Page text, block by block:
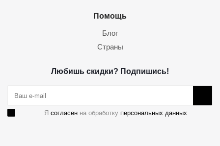
Помощь
Блог
Страны
Любишь скидки? Подпишись!
Я согласен на обработку персональных данных